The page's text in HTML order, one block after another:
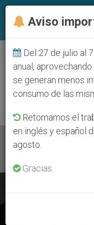
ETIQUETA
ÚLTIMAS NOTICIAS
Aviso
Del 27 de julio al
anual,
se generan menos
consumo de las
Retomamos el
en inglés y español
agosto.
Gracias.